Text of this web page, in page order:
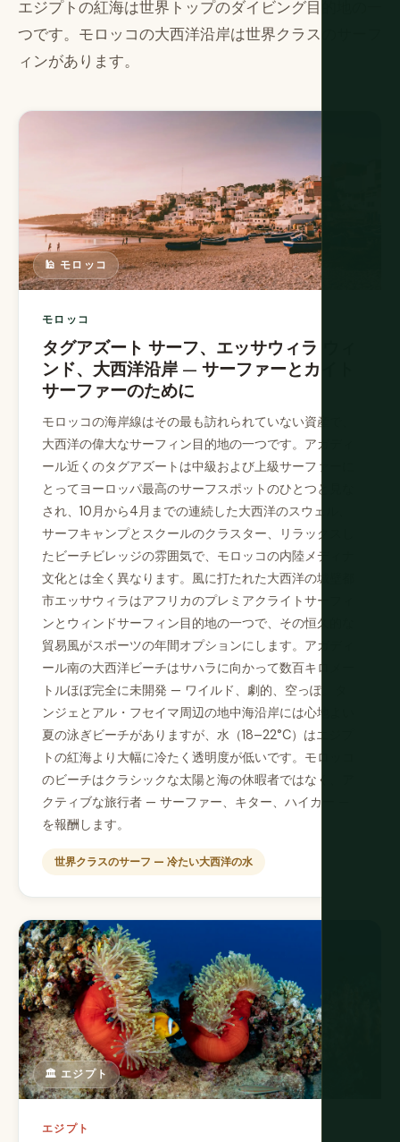
エジプトの紅海は世界トップのダイビング目的地の一
つです。モロッコの大西洋沿岸は世界クラスのサーフ
ィンがあります。
🕌 モロッコ
モロッコ
タグアズート サーフ、エッサウィラ ウィ
ンド、大西洋沿岸 — サーファーとカイト
サーファーのために
モロッコの海岸線はその最も訪れられていない資産で、
大西洋の偉大なサーフィン目的地の一つです。アガディ
ール近くのタグアズートは中級および上級サーファーに
とってヨーロッパ最高のサーフスポットのひとつと見な
され、10月から4月までの連続した大西洋のスウェル、
サーフキャンプとスクールのクラスター、リラックスし
たビーチビレッジの雰囲気で、モロッコの内陸メディナ
文化とは全く異なります。風に打たれた大西洋の城壁都
市エッサウィラはアフリカのプレミアクライトサーフィ
ンとウィンドサーフィン目的地の一つで、その恒久的な
貿易風がスポーツの年間オプションにします。アガディ
ール南の大西洋ビーチはサハラに向かって数百キロメー
トルほぼ完全に未開発 — ワイルド、劇的、空っぽ。タ
ンジェとアル・フセイマ周辺の地中海沿岸には心地よい
夏の泳ぎビーチがありますが、水（18–22°C）はエジプ
トの紅海より大幅に冷たく透明度が低いです。モロッコ
のビーチはクラシックな太陽と海の休暇者ではなく、ア
クティブな旅行者 — サーファー、キター、ハイカー —
を報酬します。
世界クラスのサーフ — 冷たい大西洋の水
🏛️ エジプト
エジプト